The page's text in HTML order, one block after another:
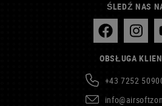
ŚLEDŹ NAS
OBSŁUGA
+43 7252